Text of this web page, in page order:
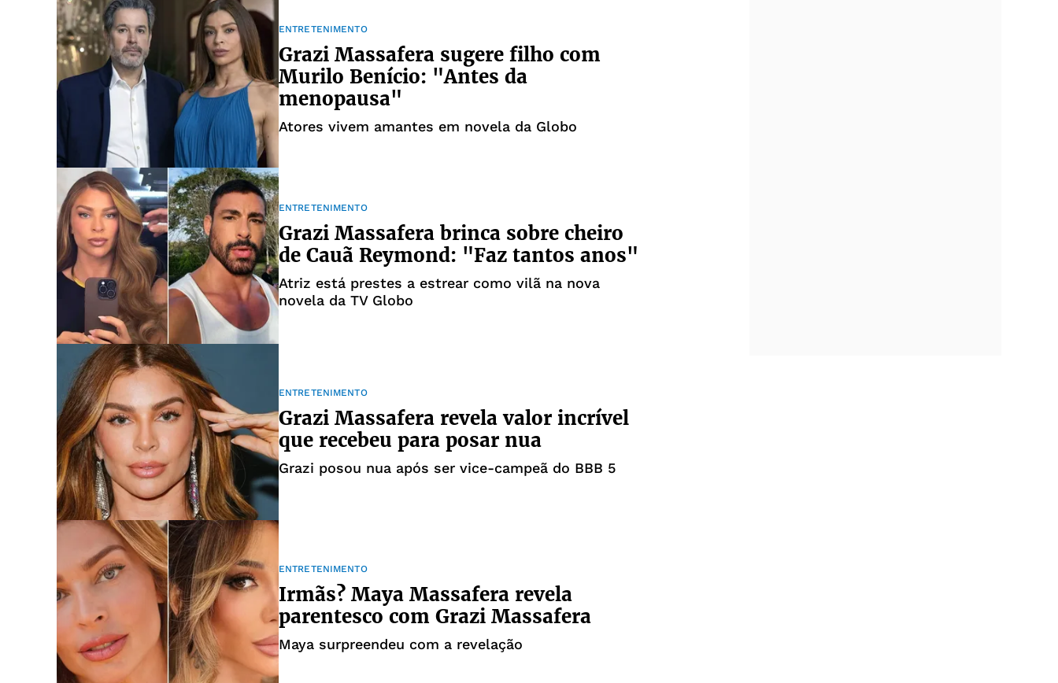
ENTRETENIMENTO
Grazi Massafera sugere filho com
Murilo Benício: "Antes da
menopausa"
Atores vivem amantes em novela da Globo
ENTRETENIMENTO
Grazi Massafera brinca sobre cheiro
de Cauã Reymond: "Faz tantos anos"
Atriz está prestes a estrear como vilã na nova
novela da TV Globo
ENTRETENIMENTO
Grazi Massafera revela valor incrível
que recebeu para posar nua
Grazi posou nua após ser vice-campeã do BBB 5
ENTRETENIMENTO
Irmãs? Maya Massafera revela
parentesco com Grazi Massafera
Maya surpreendeu com a revelação